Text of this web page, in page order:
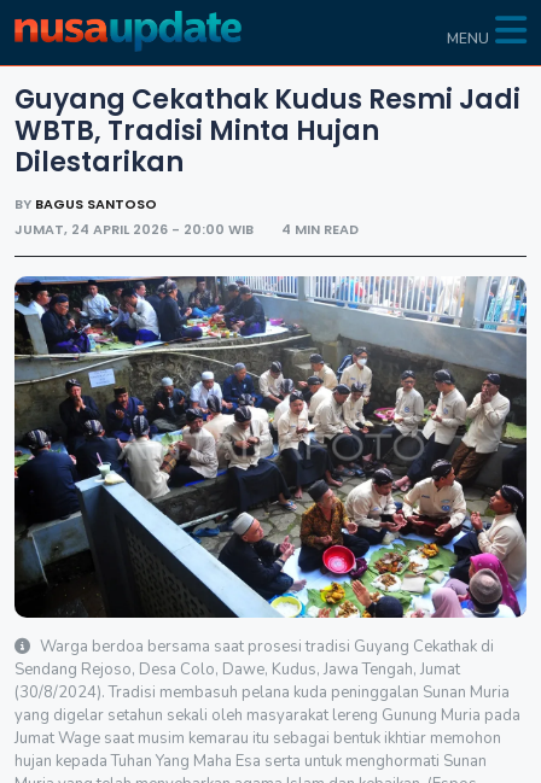
MENU
Guyang Cekathak Kudus Resmi Jadi
WBTB, Tradisi Minta Hujan
Dilestarikan
BY BAGUS SANTOSO
JUMAT, 24 APRIL 2026 - 20:00 WIB
4 MIN READ
Warga berdoa bersama saat prosesi tradisi Guyang Cekathak di
Sendang Rejoso, Desa Colo, Dawe, Kudus, Jawa Tengah, Jumat
(30/8/2024). Tradisi membasuh pelana kuda peninggalan Sunan Muria
yang digelar setahun sekali oleh masyarakat lereng Gunung Muria pada
Jumat Wage saat musim kemarau itu sebagai bentuk ikhtiar memohon
hujan kepada Tuhan Yang Maha Esa serta untuk menghormati Sunan